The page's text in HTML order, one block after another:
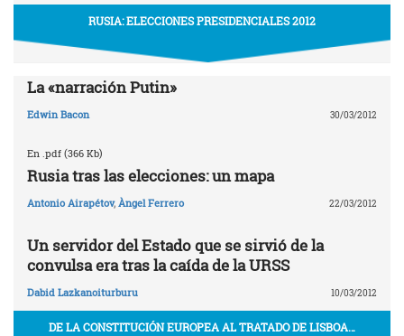
RUSIA: ELECCIONES PRESIDENCIALES 2012
La «narración Putin»
Edwin Bacon 30/03/2012
En .pdf (366 Kb)
Rusia tras las elecciones: un mapa
Antonio Airapétov, Àngel Ferrero 22/03/2012
Un servidor del Estado que se sirvió de la
convulsa era tras la caída de la URSS
Dabid Lazkanoiturburu 10/03/2012
DE LA CONSTITUCIÓN EUROPEA AL TRATADO DE LISBOA…